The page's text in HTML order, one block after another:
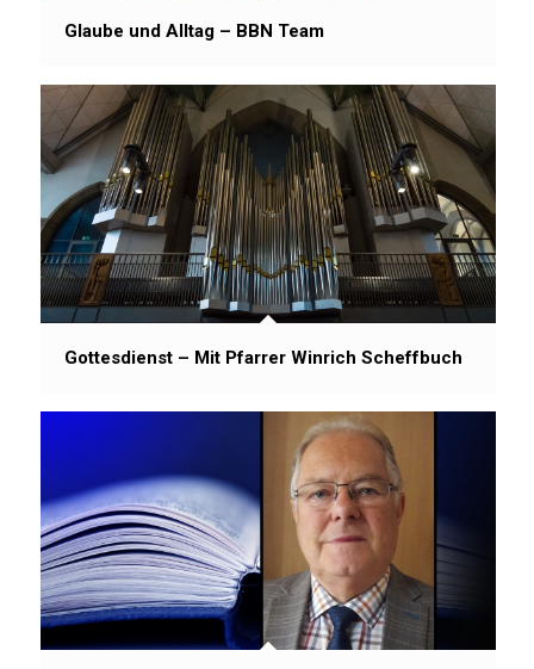
Glaube und Alltag – BBN Team
Gottesdienst – Mit Pfarrer Winrich Scheffbuch